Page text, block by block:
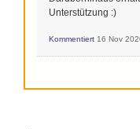
Unterstützung :)
Kommentiert 16 Nov